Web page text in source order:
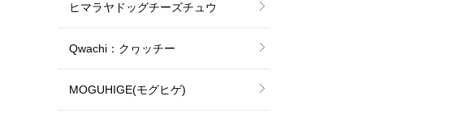
ヒマラヤドッグチーズチュウ
Qwachi：クヮッチー
MOGUHIGE(モグヒゲ)